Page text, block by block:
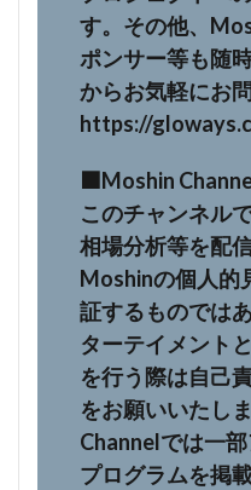
す。その他、
ポンサー等も随
からお気軽にお
https://
⬛️Moshin
このチャンネル
相場分析等を配
Moshinの個人的
証するものでは
ターテイメント
を行う際は自己
をお願いいたし
Channelでは一
プログラムを掲